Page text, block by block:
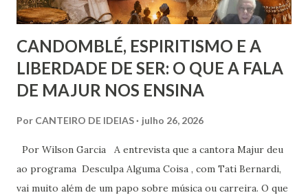
CANDOMBLÉ, ESPIRITISMO E A
LIBERDADE DE SER: O QUE A FALA
DE MAJUR NOS ENSINA
Por CANTEIRO DE IDEIAS julho 26, 2026
Por Wilson Garcia A entrevista que a cantora Majur deu
ao programa Desculpa Alguma Coisa , com Tati Bernardi,
vai muito além de um papo sobre música ou carreira. O que